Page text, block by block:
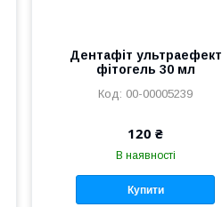
Дентафіт ультраефект
фітогель 30 мл
00-00005239
120 ₴
В наявності
Купити